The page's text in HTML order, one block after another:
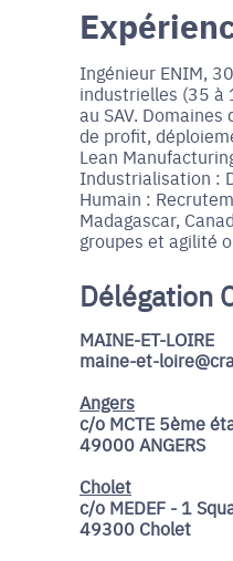
Ingénieur ENIM,
industrielles (35 à
au SAV.
de profit,
Lean
Industrialisation :
Humain :
Madagascar,
groupes et agilité
Délégation
MAINE-ET-LOIRE
maine-et-
Angers
c/o MCTE 5ème
49000 ANGERS
Cholet
c/o MEDEF - 1
49300 Cholet